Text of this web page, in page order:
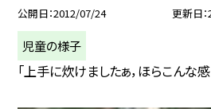
公開日 2012/07/24 更新日
児童の様子
「上手に炊けましたぁ，ほらこんな感じ